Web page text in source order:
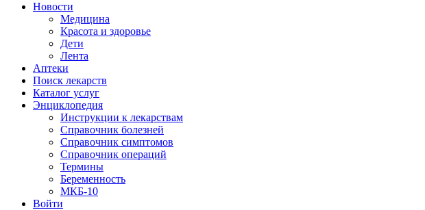
Новости
Медицина
Красота и здоровье
Дети
Лента
Аптеки
Поиск лекарств
Каталог услуг
Энциклопедия
Инструкции к лекарствам
Справочник болезней
Справочник симптомов
Справочник операций
Термины
Беременность
МКБ-10
Войти